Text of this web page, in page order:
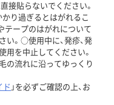
接貼らないでください。
り過ぎるとはがれるこ
テープのはがれについて
い。○使用中に、発疹、発
用を中止してください。
の流れに沿ってゆっくり
ド 」を必ずご確認の上、お